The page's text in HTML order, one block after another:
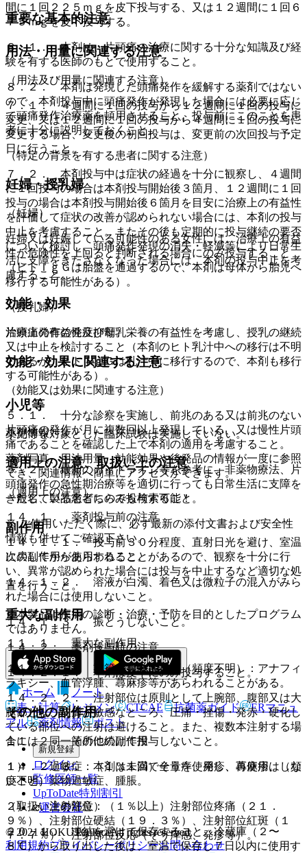
重要な基本的注意
８．１． 本剤は、片頭痛の治療に関する十分な知識及び経
験を有する医師のもとで使用すること。
８．２． 本剤は発現した頭痛発作を緩解する薬剤ではない
ので、本剤投与中に頭痛発作が発現した場合には必要に応じ
て頭痛発作治療薬を頓用させること。投与前にこのことを患
者に十分に説明しておくこと。
（特定の背景を有する患者に関する注意）
妊婦・授乳婦
（妊婦）
妊婦又は妊娠している可能性のある女性には、治療上の有益
性が危険性を上回ると判断される場合にのみ投与すること
（ヒトＩｇＧは胎盤を通過するので、本剤は母体から胎児へ
移行する可能性がある）。
（授乳婦）
治療上の有益性及び母乳栄養の有益性を考慮し、授乳の継続
又は中止を検討すること（本剤のヒト乳汁中への移行は不明
であるが、ヒトＩｇＧは乳汁中に移行するので、本剤も移行
する可能性がある）。
小児等
小児等を対象とした臨床試験は実施していない。
適用上の注意、取扱い上の注意
（適用上の注意）
１４．１． 薬剤投与前の注意
１４．１．１． 投与前３０分程度、直射日光を避け、室温
に戻してから使用すること。
１４．１．２． 溶液が白濁、着色又は微粒子の混入がみら
れた場合には使用しないこと。
１４．１．３． 振とうしないこと。
１４．２． 薬剤投与時の注意
１４．２．１． 本剤は皮下にのみ投与すること。
１４．２．２． 注射部位は原則として上腕部、腹部又は大
腿部とし、皮膚が敏感なところ、圧痛・挫傷・発赤・硬化し
ている部位への注射は避けること。また、複数本注射する場
合には、同一箇所に続けて投与しないこと。
１４．２．３． 本剤は１回で全量を使用し、再使用はしな
いこと。
（取扱い上の注意）
２０．１． 凍結を避けて保存すること。冷蔵庫（２〜
８℃）から取り出した後は、室温で保存し７日以内に使用す
間に１回２２５ｍｇを皮下投与する、又は１２週間に１回６
７５ｍｇを皮下投与する。
用法・用量に関連する注意
（用法及び用量に関連する注意）
７．１． ４週間に１回の投与から１２週間に１回の投与に
変更、又は１２週間に１回の投与から４週間に１回の投与に
変更する場合、変更後の初回投与は、変更前の次回投与予定
日に行うこと。
７．２． 本剤投与中は症状の経過を十分に観察し、４週間
に１回投与の場合は本剤投与開始後３箇月、１２週間に１回
投与の場合は本剤投与開始後６箇月を目安に治療上の有益性
を評価して症状の改善が認められない場合には、本剤の投与
中止を考慮すること。またその後も定期的に投与継続の要否
について検討し、頭痛発作発現の消失・軽減等により日常生
活に支障をきたさなくなった場合には、本剤の投与中止を考
慮すること。
効能・効果
片頭痛発作の発症抑制。
効能・効果に関連する注意
（効能又は効果に関連する注意）
５．１． 十分な診察を実施し、前兆のある又は前兆のない
片頭痛の発作が月に複数回以上発現している、又は慢性片頭
痛であることを確認した上で本剤の適用を考慮すること。
５．２． 最新のガイドライン等を参考に、非薬物療法、片
頭痛発作の急性期治療等を適切に行っても日常生活に支障を
きたしている患者にのみ投与すること。
副作用
次の副作用があらわれることがあるので、観察を十分に行
い、異常が認められた場合には投与を中止するなど適切な処
置を行うこと。
重大な副作用
１１．１． 重大な副作用
１１．１．１． 重篤な過敏症反応（頻度不明）：アナフィ
ラキシー、血管浮腫、蕁麻疹等があらわれることがある。
その他の副作用
１１．２． その他の副作用
１）． 過敏症：（１％未満）そう痒、発疹、蕁麻疹、（頻
度不明）薬物過敏症、腫脹。
２）． 注射部位：（１％以上）注射部位疼痛（２１．
９％）、注射部位硬結（１９．３％）、注射部位紅斑（１
７．７％）、注射部位反応（そう痒感、発疹等）。
薬剤情報
薬剤写真、用法用量、効能効果や後発品の情報が一度に参照
でき、関連情報へ簡単にアクセスができます。
一般名、製品名どちらでも検索可能！
※ ご使用いただく際に、必ず最新の添付文書および安全性
情報も併せてご確認下さい。
※本製品は疾病の診断・治療・予防を目的としたプログラム
ではありません。
ホーム
ノート
表・計算
レジメン CTCAE 抗菌薬ガイド
ERマニュ
アル
薬剤情報 ポスト
新規登録
ログイン
監修医師一覧
UpToDate特別割引
運営会社
© 2021 HOKUTO Inc. All rights reserved.
利用規約プライバシーポリシーお問い合わせ